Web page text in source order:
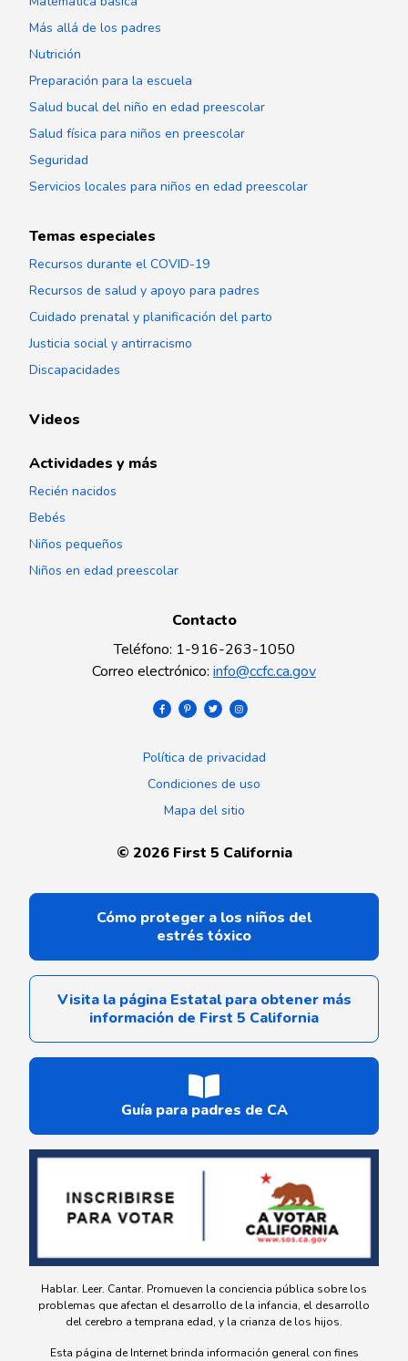
Más allá de los padres
Nutrición
Preparación para la escuela
Salud bucal del niño en edad preescolar
Salud física para niños en preescolar
Seguridad
Servicios locales para niños en edad preescolar
Temas especiales
Recursos durante el COVID-19
Recursos de salud y apoyo para padres
Cuidado prenatal y planificación del parto
Justicia social y antirracismo
Discapacidades
Videos
Actividades y más
Recién nacidos
Bebés
Niños pequeños
Niños en edad preescolar
Contacto
Teléfono: 1-916-263-1050
Correo electrónico: info@ccfc.ca.gov
Política de privacidad
Condiciones de uso
Mapa del sitio
© 2026First 5 California
Cómo proteger a los niños del
estrés tóxico
Visita la página Estatal para obtener más
información de First 5 California
Guía para padres de CA
Hablar. Leer. Cantar. Promueven la conciencia pública sobre los
problemas que afectan el desarrollo de la infancia, el desarrollo
del cerebro a temprana edad, y la crianza de los hijos.
Esta página de Internet brinda información general con fines